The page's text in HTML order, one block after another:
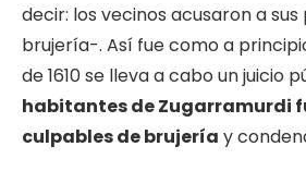
decir: los vecinos acusaron a
brujería-. Así fue como a
de 1610 se lleva a cabo un juicio
habitantes de Zugarramurdi
culpables de brujería y